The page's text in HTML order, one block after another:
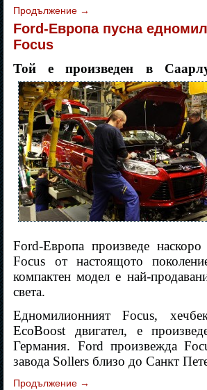
Продължение →
Ford-Европа пусна
Focus
Той е произведен в
Ford-Европа произведе
Focus от настоящото
компактен модел е най-
света.
Едномилионният Focus,
EcoBoost двигател, е
Германия. Ford произвежда
завода Sollers близо до Санкт
Продължение →